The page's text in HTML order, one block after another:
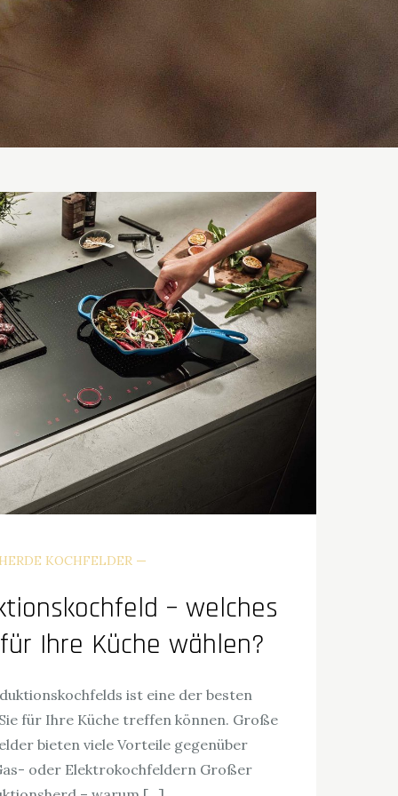
KOCHFELDER
– welches
Ihre Küche wählen?
ist eine der besten
für Ihre Küche treffen können. Große
bieten viele Vorteile gegenüber
oder Elektrokochfeldern Großer